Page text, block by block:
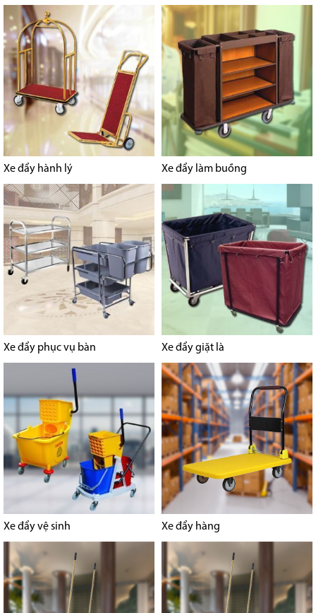
Xe đẩy hành lý Xe đẩy làm buồng
Xe đẩy phục vụ bàn Xe đẩy giặt là
Xe đẩy vệ sinh Xe đẩy hàng